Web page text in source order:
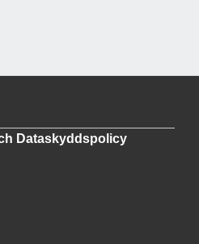
Dataskyddspolicy